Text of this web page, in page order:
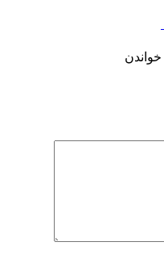
خواندن